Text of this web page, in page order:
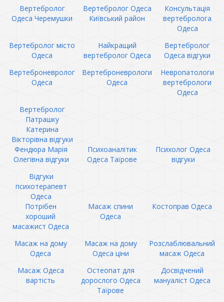
Вертебролог
Одеса Черемушки
Вертебролог Одеса
Київський район
Консультація
вертебролога
Одеса
Вертебролог місто
Одеса
Найкращий
вертебролог Одеса
Вертебролог
Одеса відгуки
Вертеброневролог
Одеса
Вертеброневрологи
Одеса
Невропатологи
вертебрологи
Одеса
Вертебролог
Патрашку
Катерина
Вікторівна відгуки
Фендюра Марія
Олегівна відгуки
Психоаналітик
Одеса Таїрове
Психолог Одеса
відгуки
Відгуки
психотерапевт
Одеса
Потрібен
хороший
масажист Одеса
Масаж спини
Одеса
Костоправ Одеса
Масаж на дому
Одеса
Масаж на дому
Одеса ціни
Розслаблювальний
масаж Одеса
Масаж Одеса
вартість
Остеопат для
дорослого Одеса
Таїрове
Досвідчений
мануаліст Одеса